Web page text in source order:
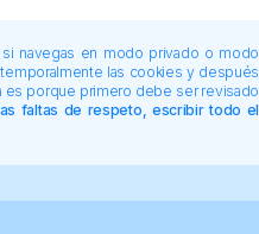
, si navegas en modo privado o modo
las cookies y después
es porque primero debe ser revisado
faltas de respeto, escribir todo el